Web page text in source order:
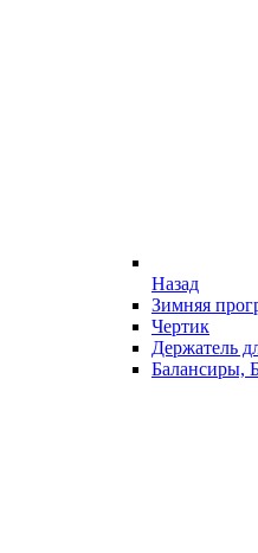
Назад
Зимняя
Чертик
Держатель
Балансиры,